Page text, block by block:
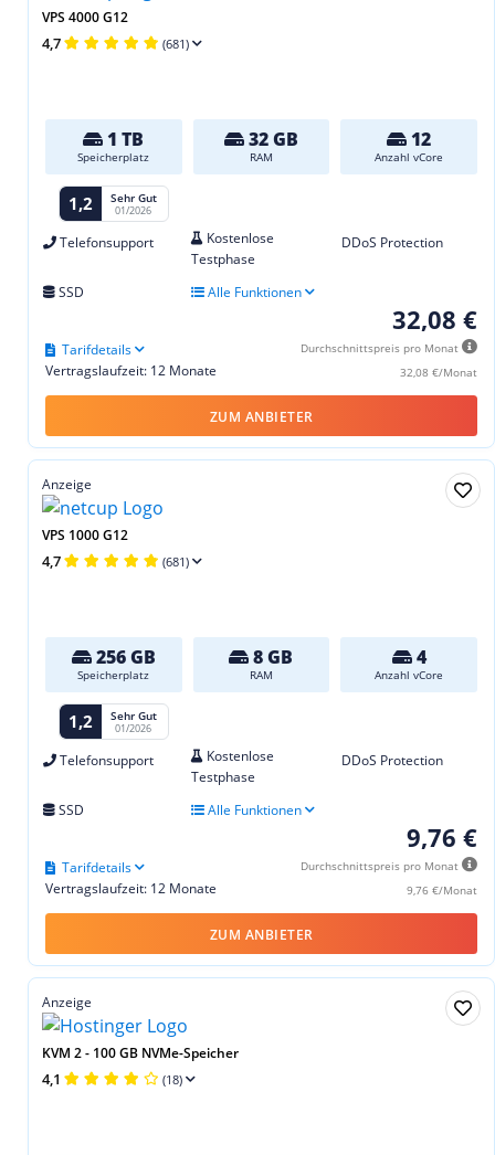
VPS 4000 G12
4,7 (681)
1 TB
Speicherplatz
32 GB
RAM
12
Anzahl vCore
1,2 Sehr Gut
01/2026
Telefonsupport
Kostenlose
Testphase
DDoS Protection
SSD Alle Funktionen
32,08 €
Durchschnittspreis pro Monat
32,08 €/Monat
Vertragslaufzeit: 12 Monate
Tarifdetails
ZUM ANBIETER
Anzeige
VPS 1000 G12
4,7 (681)
256 GB
Speicherplatz
8 GB
RAM
4
Anzahl vCore
1,2 Sehr Gut
01/2026
Telefonsupport
Kostenlose
Testphase
DDoS Protection
SSD Alle Funktionen
9,76 €
Durchschnittspreis pro Monat
9,76 €/Monat
Vertragslaufzeit: 12 Monate
Tarifdetails
ZUM ANBIETER
Anzeige
KVM 2 - 100 GB NVMe-Speicher
4,1 (18)